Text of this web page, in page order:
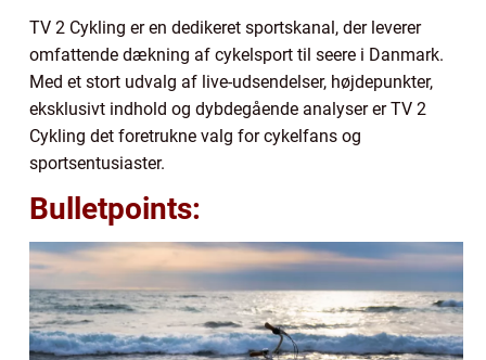
TV 2 Cykling er en dedikeret sportskanal, der leverer
omfattende dækning af cykelsport til seere i Danmark.
Med et stort udvalg af live-udsendelser, højdepunkter,
eksklusivt indhold og dybdegående analyser er TV 2
Cykling det foretrukne valg for cykelfans og
sportsentusiaster.
Bulletpoints: